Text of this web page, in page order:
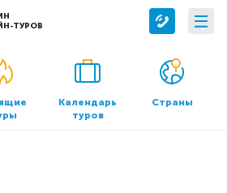
ТУРОВ
О компании
О нас
Контакты
Календарь
туров
Страны